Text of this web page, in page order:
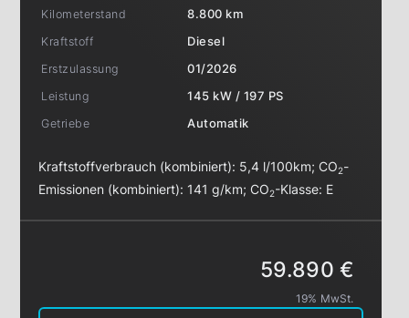
Kilometerstand
8.800 km
Kraftstoff
Diesel
Erstzulassung
01/2026
Leistung
145 kW / 197 PS
Getriebe
Automatik
Kraftstoffverbrauch (kombiniert): 5,4 l/100km;CO2-
Emissionen (kombiniert): 141 g/km;CO2-Klasse: E
59.890 €
19% MwSt.